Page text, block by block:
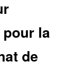
la
de